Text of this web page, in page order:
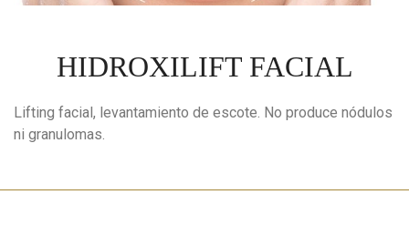
HIDROXILIFT FACIAL
Lifting facial, levantamiento de escote. No produce nódulos
ni granulomas.